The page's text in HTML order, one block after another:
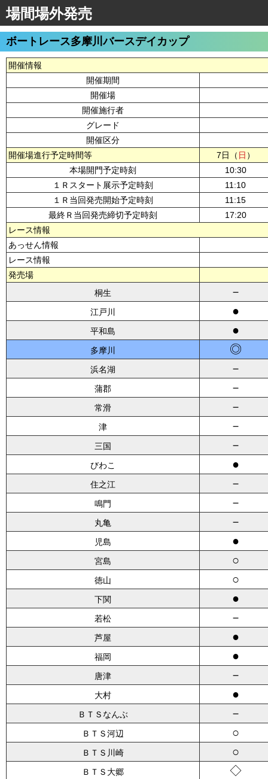
場間場外発売
ボートレース多摩川バースデイカップ
開催情報
開催期間
開催場
開催施行者
グレード
開催区分
開催場進行予定時間等
7日（ 日 ）
本場開門予定時刻
10:30
１Ｒスタート展示予定時刻
11:10
１Ｒ当回発売開始予定時刻
11:15
最終Ｒ当回発売締切予定時刻
17:20
レース情報
あっせん情報
レース情報
発売場
桐生
－
江戸川 ●
平和島 ●
多摩川 ◎
浜名湖 －
蒲郡 －
常滑 －
津 －
三国 －
びわこ ●
住之江 －
鳴門 －
丸亀 －
児島 ●
宮島 ○
徳山 ○
下関 ●
若松 －
芦屋 ●
福岡 ●
唐津 －
大村 ●
ＢＴＳなんぶ －
ＢＴＳ河辺 ○
ＢＴＳ川崎 ○
ＢＴＳ大郷 ◇